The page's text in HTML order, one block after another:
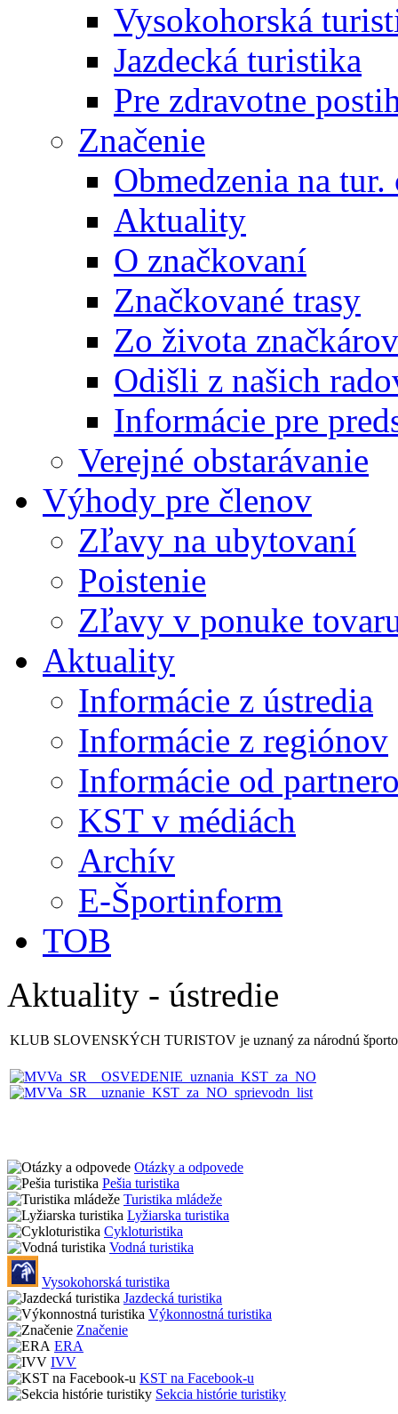
Vysokohorská
Jazdecká turistika
Pre zdravotne
Značenie
Obmedzenia na
Aktuality
O značkovaní
Značkované trasy
Zo života značkárov
Odišli z našich
Informácie pre
Verejné obstarávanie
Výhody pre členov
Zľavy na ubytovaní
Poistenie
Zľavy v ponuke
Aktuality
Informácie z ústredia
Informácie z regiónov
Informácie od
KST v médiách
Archív
E-Športinform
TOB
Aktuality - ústredie
KLUB SLOVENSKÝCH TURISTOV je uznaný za národnú
Otázky a odpovede
Pešia turistika
Turistika mládeže
Lyžiarska turistika
Cykloturistika
Vodná turistika
Vysokohorská turistika
Jazdecká turistika
Výkonnostná turistika
Značenie
ERA
IVV
KST na Facebook-u
Sekcia histórie turistiky